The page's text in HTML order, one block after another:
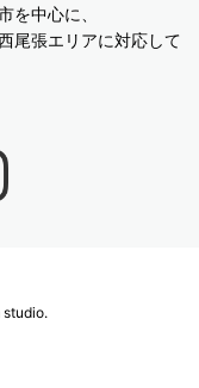
を中心に、
尾張エリアに対応して